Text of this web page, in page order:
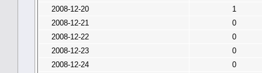
2008-12-20
1
2008-12-21
0
2008-12-22
0
2008-12-23
0
2008-12-24
0